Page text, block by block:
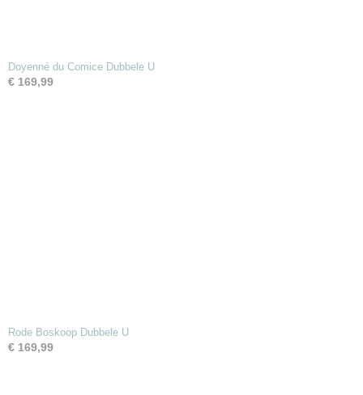
Doyenné du Comice Dubbele U
€ 169,99
Rode Boskoop Dubbele U
€ 169,99